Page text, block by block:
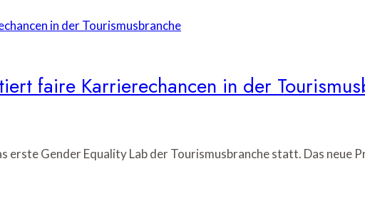
faire Karrierechancen in der
erste Gender Equality Lab der Tourismusbranche statt. Das neue